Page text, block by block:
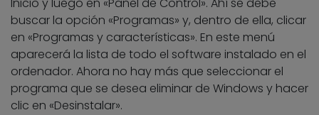
Inicio y luego en «Panel de Control». Ahí se debe
buscar la opción «Programas» y, dentro de ella, clicar
en «Programas y características». En este menú
aparecerá la lista de todo el software instalado en el
ordenador. Ahora no hay más que seleccionar el
programa que se desea eliminar de Windows y hacer
clic en «Desinstalar».